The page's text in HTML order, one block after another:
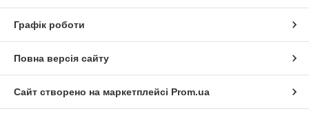
Графік роботи
Повна версія сайту
Сайт створено на маркетплейсі Prom.ua